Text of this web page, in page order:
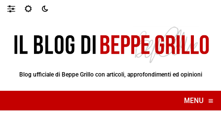
Blog ufficiale di Beppe Grillo con articoli, approfondimenti ed opinioni
MENU ≡
☰